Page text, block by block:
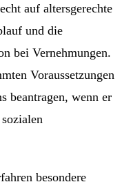
auf altersgerechte
und die
bei Vernehmungen.
Voraussetzungen
beantragen, wenn er
besondere